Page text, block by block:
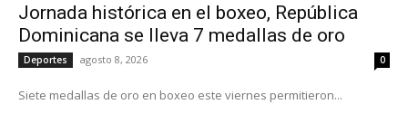
Jornada histórica en el boxeo, República
Dominicana se lleva 7 medallas de oro
Deportes agosto 8, 2026 0
Siete medallas de oro en boxeo este viernes permitieron...